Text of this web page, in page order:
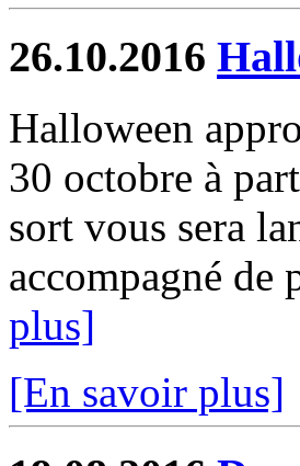
26.10.2016
Halloween
30 octobre à
sort vous sera
accompagné de
plus]
[En savoir plus]